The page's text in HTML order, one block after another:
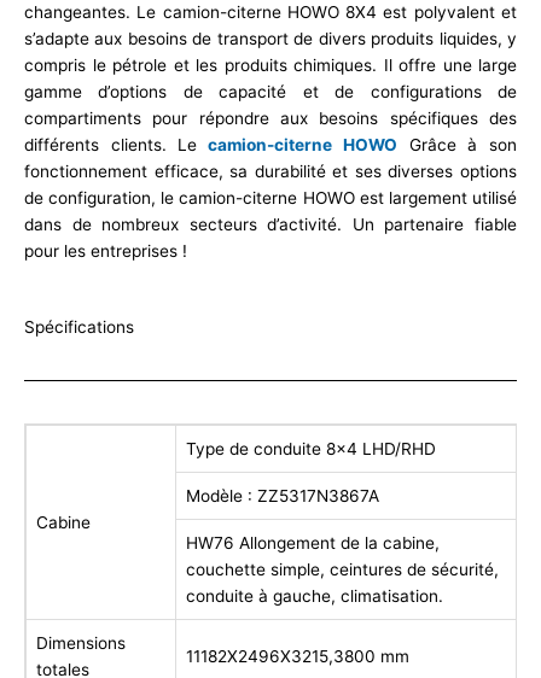
changeantes. Le camion-citerne HOWO 8X4 est polyvalent et
s’adapte aux besoins de transport de divers produits liquides, y
compris le pétrole et les produits chimiques. Il offre une large
gamme d’options de capacité et de configurations de
compartiments pour répondre aux besoins spécifiques des
différents clients. Le camion-citerne HOWO Grâce à son
fonctionnement efficace, sa durabilité et ses diverses options
de configuration, le camion-citerne HOWO est largement utilisé
dans de nombreux secteurs d’activité. Un partenaire fiable
pour les entreprises !
Spécifications
Cabine
Type de conduite 8×4 LHD/RHD
Modèle : ZZ5317N3867A
HW76 Allongement de la cabine,
couchette simple, ceintures de sécurité,
conduite à gauche, climatisation.
Dimensions
totales
11182X2496X3215,3800 mm